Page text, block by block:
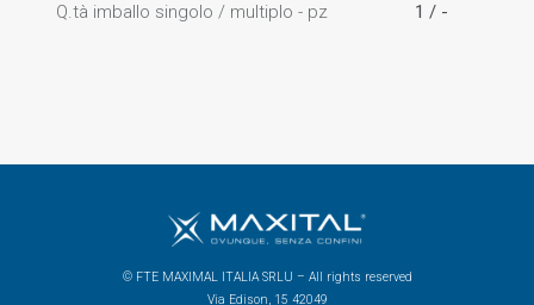
Q.tà imballo singolo / multiplo - pz 1 / -
© FTE MAXIMAL ITALIA SRLU – All rights reserved
Via Edison, 15 42049